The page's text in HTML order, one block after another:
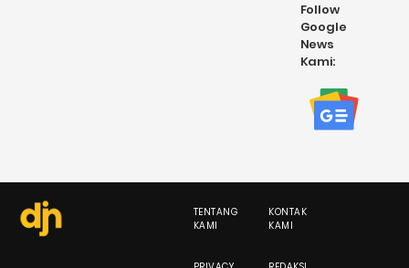
Follow
Google
News
Kami:
TENTANG
KAMI
KONTAK
KAMI